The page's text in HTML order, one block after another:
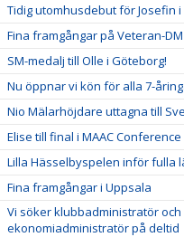
Tidig utomhusdebut för Josefin
Fina framgångar på Veteran-DM
SM-medalj till Olle i Göteborg!
Nu öppnar vi kön för alla 7-
Nio Mälarhöjdare uttagna till
Elise till final i MAAC
Lilla Hässelbyspelen inför fulla
Fina framgångar i Uppsala
Vi söker klubbadministratör och
ekonomiadministratör på deltid